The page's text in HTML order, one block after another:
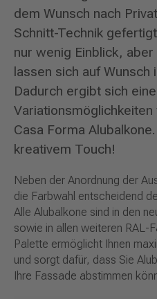
dem Wunsch nach
Schnitt-Technik
nur wenig Einblick,
lassen sich auf Wunsch
Dadurch ergibt sich
Casa Forma
kreativem Touch!
Neben der Anordnung der
die Farbwahl entscheidend
Alle Alubalkone sind in den
sowie in allen weiteren RAL-
Palette ermöglicht Ihnen
und sorgt dafür, dass Sie
Ihre Fassade abstimmen